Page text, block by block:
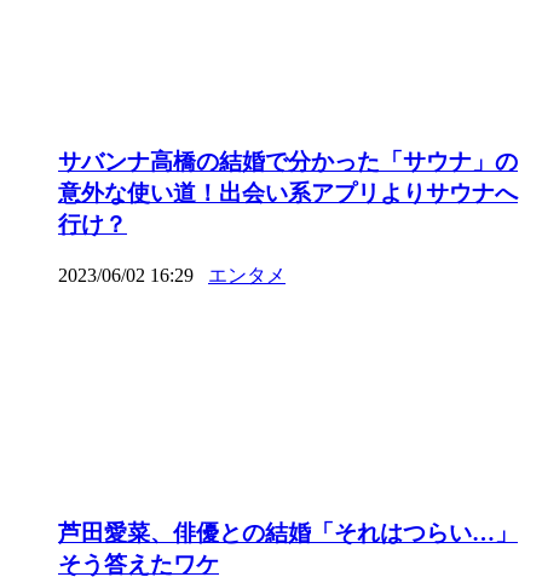
サバンナ高橋の結婚で分かった「サウナ」の
意外な使い道！出会い系アプリよりサウナへ
行け？
2023/06/02 16:29 エンタメ
芦田愛菜、俳優との結婚「それはつらい…」
そう答えたワケ